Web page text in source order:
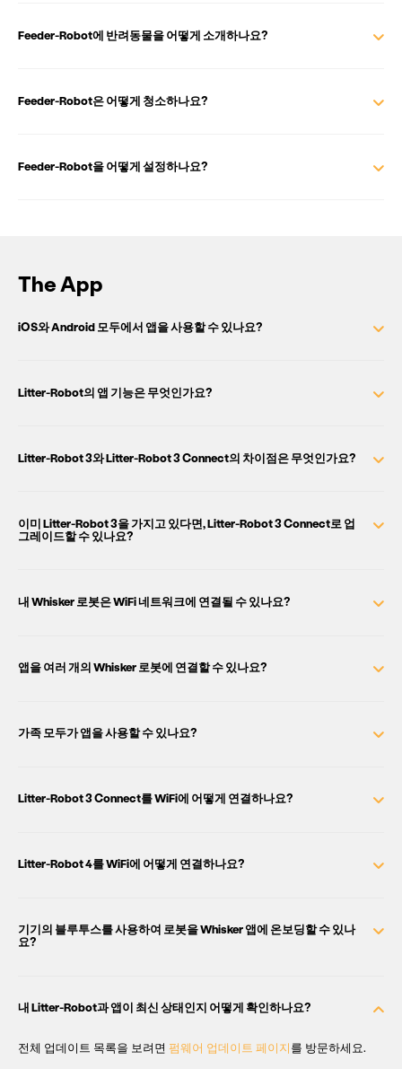
Feeder-Robot에 반려동물을 어떻게 소개하나요?
Feeder-Robot은 어떻게 청소하나요?
Feeder-Robot을 어떻게 설정하나요?
The App
iOS와 Android 모두에서 앱을 사용할 수 있나요?
Litter-Robot의 앱 기능은 무엇인가요?
Litter-Robot 3와 Litter-Robot 3 Connect의 차이점은 무엇인가요?
이미 Litter-Robot 3을 가지고 있다면, Litter-Robot 3 Connect로 업
그레이드할 수 있나요?
내 Whisker 로봇은 WiFi 네트워크에 연결될 수 있나요?
앱을 여러 개의 Whisker 로봇에 연결할 수 있나요?
가족 모두가 앱을 사용할 수 있나요?
Litter-Robot 3 Connect를 WiFi에 어떻게 연결하나요?
Litter-Robot 4를 WiFi에 어떻게 연결하나요?
기기의 블루투스를 사용하여 로봇을 Whisker 앱에 온보딩할 수 있나
요?
내 Litter-Robot과 앱이 최신 상태인지 어떻게 확인하나요?
전체 업데이트 목록을 보려면 펌웨어 업데이트 페이지를 방문하세요.